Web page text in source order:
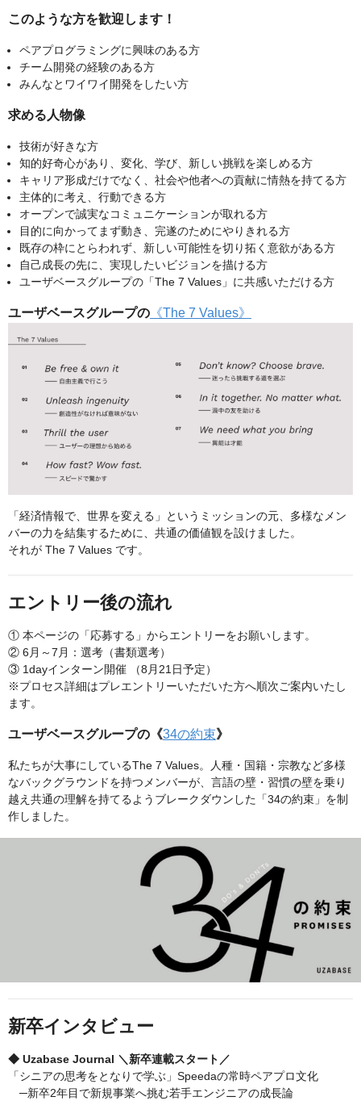
このような方を歓迎します！
ペアプログラミングに興味のある方
チーム開発の経験のある方
みんなとワイワイ開発をしたい方
求める人物像
技術が好きな方
知的好奇心があり、変化、学び、新しい挑戦を楽しめる方
キャリア形成だけでなく、社会や他者への貢献に情熱を持てる方
主体的に考え、行動できる方
オープンで誠実なコミュニケーションが取れる方
目的に向かってまず動き、完遂のためにやりきれる方
既存の枠にとらわれず、新しい可能性を切り拓く意欲がある方
自己成長の先に、実現したいビジョンを描ける方
ユーザベースグループの「The 7 Values」に共感いただける方
ユーザベースグループの 《The 7 Values》
「経済情報で、世界を変える」というミッションの元、多様なメン
バーの力を結集するために、共通の価値観を設けました。
それが The 7 Values です。
エントリー後の流れ
① 本ページの「応募する」からエントリーをお願いします。
② 6月～7月：選考（書類選考）
③ 1dayインターン開催 （8月21日予定）
※プロセス詳細はプレエントリーいただいた方へ順次ご案内いたし
ます。
ユーザベースグループの《34の約束》
私たちが大事にしているThe 7 Values。人種・国籍・宗教など多様
なバックグラウンドを持つメンバーが、言語の壁・習慣の壁を乗り
越え共通の理解を持てるようブレークダウンした「34の約束」を制
作しました。
新卒インタビュー
◆ Uzabase Journal ＼新卒連載スタート／
「シニアの思考をとなりで学ぶ」Speedaの常時ペアプロ文化
─新卒2年目で新規事業へ挑む若手エンジニアの成長論